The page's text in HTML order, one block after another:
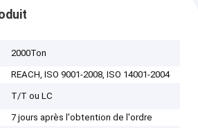
2000Ton
REACH, ISO 9001-2008, ISO 14001-2004
T/T ou LC
7 jours après l'obtention de l'ordre